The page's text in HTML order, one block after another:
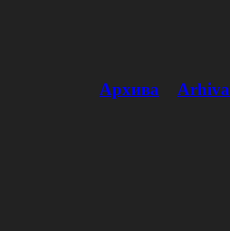
Архива Arhiva